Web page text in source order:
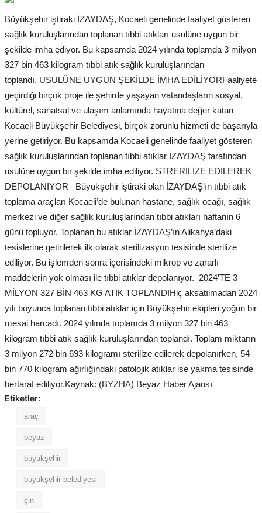
Büyükşehir iştiraki İZAYDAŞ, Kocaeli genelinde faaliyet gösteren
sağlık kuruluşlarından toplanan tıbbi atıkları usulüne uygun bir
şekilde imha ediyor. Bu kapsamda 2024 yılında toplamda 3 milyon
327 bin 463 kilogram tıbbi atık sağlık kuruluşlarından
toplandı. USULÜNE UYGUN ŞEKİLDE İMHA EDİLİYORFaaliyete
geçirdiği birçok proje ile şehirde yaşayan vatandaşların sosyal,
kültürel, sanatsal ve ulaşım anlamında hayatına değer katan
Kocaeli Büyükşehir Belediyesi, birçok zorunlu hizmeti de başarıyla
yerine getiriyor. Bu kapsamda Kocaeli genelinde faaliyet gösteren
sağlık kuruluşlarından toplanan tıbbi atıklar İZAYDAŞ tarafından
usulüne uygun bir şekilde imha ediliyor. STRERİLİZE EDİLEREK
DEPOLANIYOR Büyükşehir iştiraki olan İZAYDAŞ’ın tıbbi atık
toplama araçları Kocaeli’de bulunan hastane, sağlık ocağı, sağlık
merkezi ve diğer sağlık kuruluşlarından tıbbi atıkları haftanın 6
günü topluyor. Toplanan bu atıklar İZAYDAŞ’ın Alikahya’daki
tesislerine getirilerek ilk olarak sterilizasyon tesisinde sterilize
ediliyor. Bu işlemden sonra içerisindeki mikrop ve zararlı
maddelerin yok olması ile tıbbi atıklar depolanıyor. 2024’TE 3
MİLYON 327 BİN 463 KG ATIK TOPLANDIHiç aksatılmadan 2024
yılı boyunca toplanan tıbbi atıklar için Büyükşehir ekipleri yoğun bir
mesai harcadı. 2024 yılında toplamda 3 milyon 327 bin 463
kilogram tıbbi atık sağlık kuruluşlarından toplandı. Toplam miktarın
3 milyon 272 bin 693 kilogramı sterilize edilerek depolanırken, 54
bin 770 kilogram ağırlığındaki patolojik atıklar ise yakma tesisinde
bertaraf ediliyor.Kaynak: (BYZHA) Beyaz Haber Ajansı
Etiketler:
araç
beyaz
büyükşehir
büyükşehir belediyesi
çin